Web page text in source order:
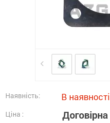
Наявність: В наявності
Ціна : Договірна